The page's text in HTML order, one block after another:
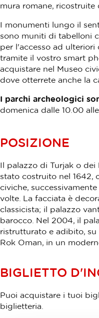
mura romane, ricostruite
I monumenti lungo il
sono muniti di tabelloni
per l'accesso ad
tramite il vostro smart
acquistare nel Museo
dove otterrete anche la
I parchi archeologici
domenica dalle 10.00 alle
POSIZIONE
Il palazzo di Turjak o
stato costruito nel 1642,
civiche,
volte. La facciata è
classicista; il palazzo
barocco. Nel 2004, il
ristrutturato e adibito,
Rok Oman, in un
BIGLIETTO
Puoi acquistare i tuoi
biglietteria.